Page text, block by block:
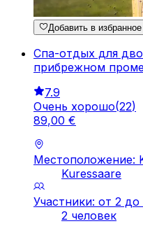
Добавить в избранное
Спа-отдых для
прибрежном
7.9
Очень хорошо(22)
89,00 €
Местоположение:
Kuressaare
Участники: от 2 до
2 человек